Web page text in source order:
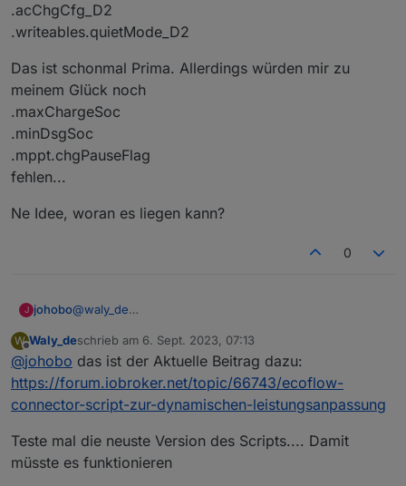
.acChgCfg_D2
.writeables.quietMode_D2
Das ist schonmal Prima. Allerdings würden mir zu
meinem Glück noch
.maxChargeSoc
.minDsgSoc
.mppt.chgPauseFlag
fehlen...
Ne Idee, woran es liegen kann?
0
J johobo@waly_de
und nun bekomme ich unter _set.writeables die 2
Parameter angezeigt:
.acChgCfg_D2
.writeables.quietMode_D2
Das ist schonmal Prima. Allerdings würden mir zu
meinem Glück noch
.maxChargeSoc
.mppt.chgPauseFlag
fehlen...
Ne Idee, woran es liegen kann?
W
Offline
Waly_deschrieb am 6. Sept. 2023, 07:13
zuletzt editiert von
@johobo das ist der Aktuelle Beitrag dazu:
https://forum.iobroker.net/topic/66743/ecoflow-
connector-script-zur-dynamischen-leistungsanpassung
Teste mal die neuste Version des Scripts.... Damit
müsste es funktionieren